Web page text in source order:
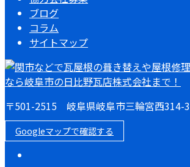
ブログ
コラム
サイトマップ
〒501-2515 岐阜県岐阜市三輪宮西314-3
Googleマップで確認する